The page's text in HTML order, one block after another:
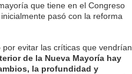
que tiene en el Congreso
pasó con la reforma
evitar las críticas que vendrían
de la Nueva Mayoría hay
la profundidad y